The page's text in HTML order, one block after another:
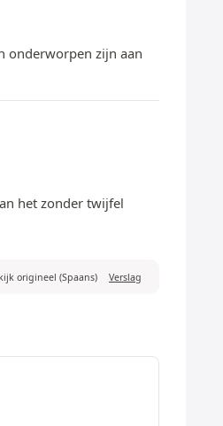
onderworpen zijn aan
het zonder twijfel
origineel (Spaans) Verslag